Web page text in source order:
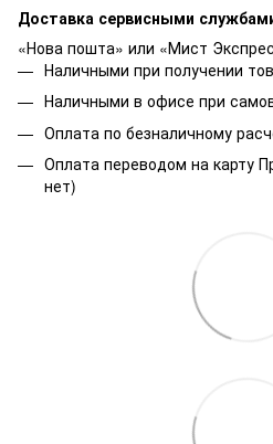
Доставка сервисными
«Нова пошта» или «Мист
Наличными при получении
Наличными в офисе при
Оплата по безналичному
Оплата переводом на карту
нет)